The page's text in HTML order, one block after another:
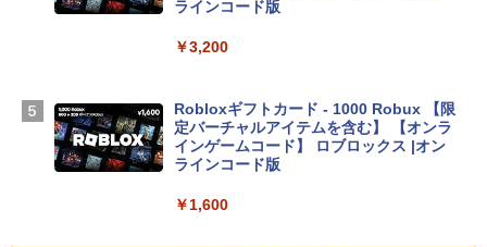
￥331,701
【Amazon.co.jp限定】 HP ノートパソコ
ン 15-fd 15.6インチ 16GBメモリ 512GB
SSD インテル Core 5
￥129,800
ラインコード版
￥3,200
Robloxギフトカード - 1000 Robux 【限
定バーチャルアイテムを含む】 【オンラ
インゲームコード】 ロブロックス |オン
ラインコード版
￥1,600